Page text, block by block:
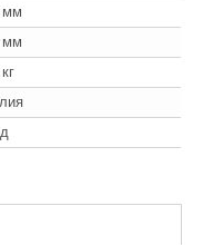
мм
мм